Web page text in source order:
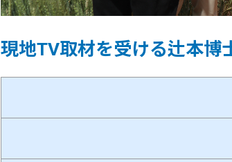
現地TV取材を受ける辻本博